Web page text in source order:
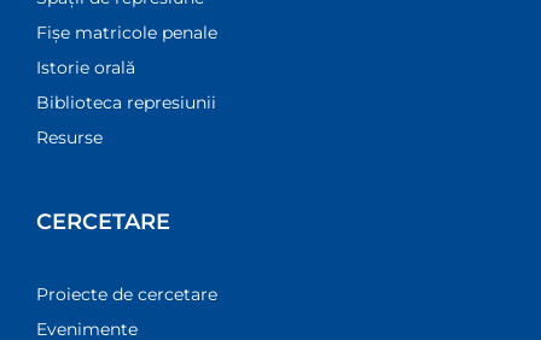
Fișe matricole penale
Istorie orală
Biblioteca represiunii
Resurse
CERCETARE
Proiecte de cercetare
Evenimente